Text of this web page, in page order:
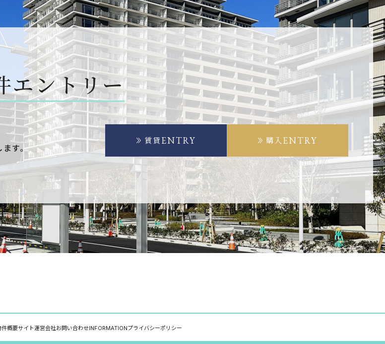
エントリー
ます。
賃貸 ENTRY 購入 ENTRY
件概要サイト運営会社お問い合わせINFORMATIONプライバシーポリシー